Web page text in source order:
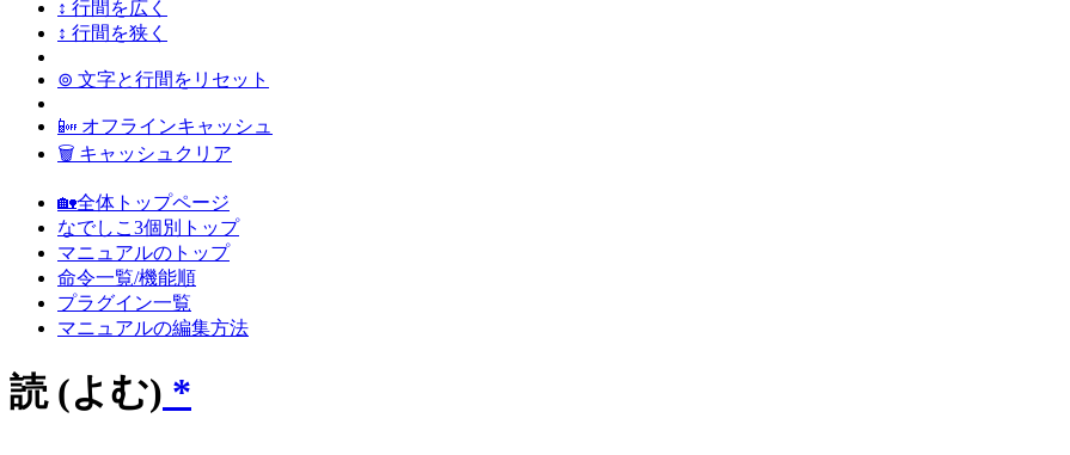
↕ 行間を広く
↕ 行間を狭く
⊚ 文字と行間をリセット
📴 オフラインキャッシュ
🗑 キャッシュクリア
🏡全体トップページ
なでしこ3個別トップ
マニュアルのトップ
命令一覧/機能順
プラグイン一覧
マニュアルの編集方法
読 (よむ) *